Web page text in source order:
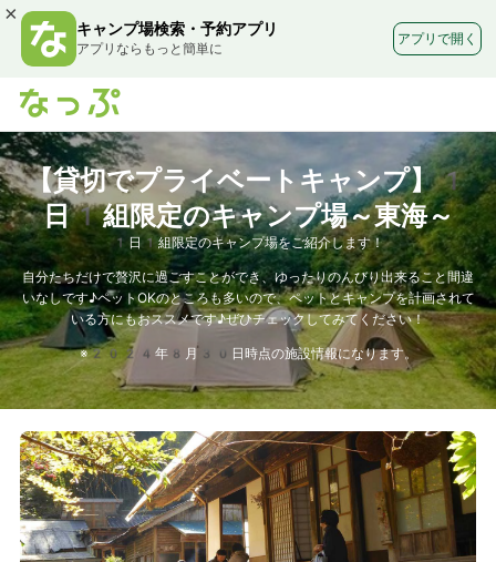
×
キャンプ場検索・予約アプリ
アプリならもっと簡単に
アプリで開く
【貸切でプライベートキャンプ】1
日1組限定のキャンプ場～東海～
1日1組限定のキャンプ場をご紹介します！
自分たちだけで贅沢に過ごすことができ、ゆったりのんびり出来ること間違
いなしです♪ペットOKのところも多いので、ペットとキャンプを計画されて
いる方にもおススメです♪ぜひチェックしてみてください！
※2024年8月30日時点の施設情報になります。